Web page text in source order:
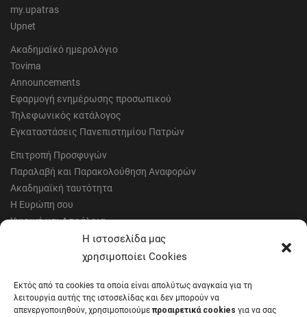
Η ιστοσελίδα μας
χρησιμοποίει Cookies
Εκτός από τα cookies τα οποία είναι απολύτως αναγκαία για τη
λειτουργία αυτής της ιστοσελίδας και δεν μπορούν να
απενεργοποιηθούν, χρησιμοποιούμε προαιρετικά cookies για να σας
my.upatras
Upnet
Ακαδημαϊκό ημερολόγιο
Tovima
Announcements
Εφαρμογή ενημέρωσης προσωπικού
Τηλεφωνικός κατάλογος
Εγκαταστάσεις Πανεπιστημίου Πατρών
Επιτροπή Προσφυγών
Παραλαβή και Παρακολούθηση Αναφορών
Ακαδημαϊκή ταυτότητα
Η Ευρώπη σου
Υγιεινή και Ασφάλεια
Έντυπα Οικονομικής Υπηρεσίας
Έντυπα Διοικητικών Υπηρεσιών
Μητρώα αξιολογητών
Δημόσια Διαβούλευση